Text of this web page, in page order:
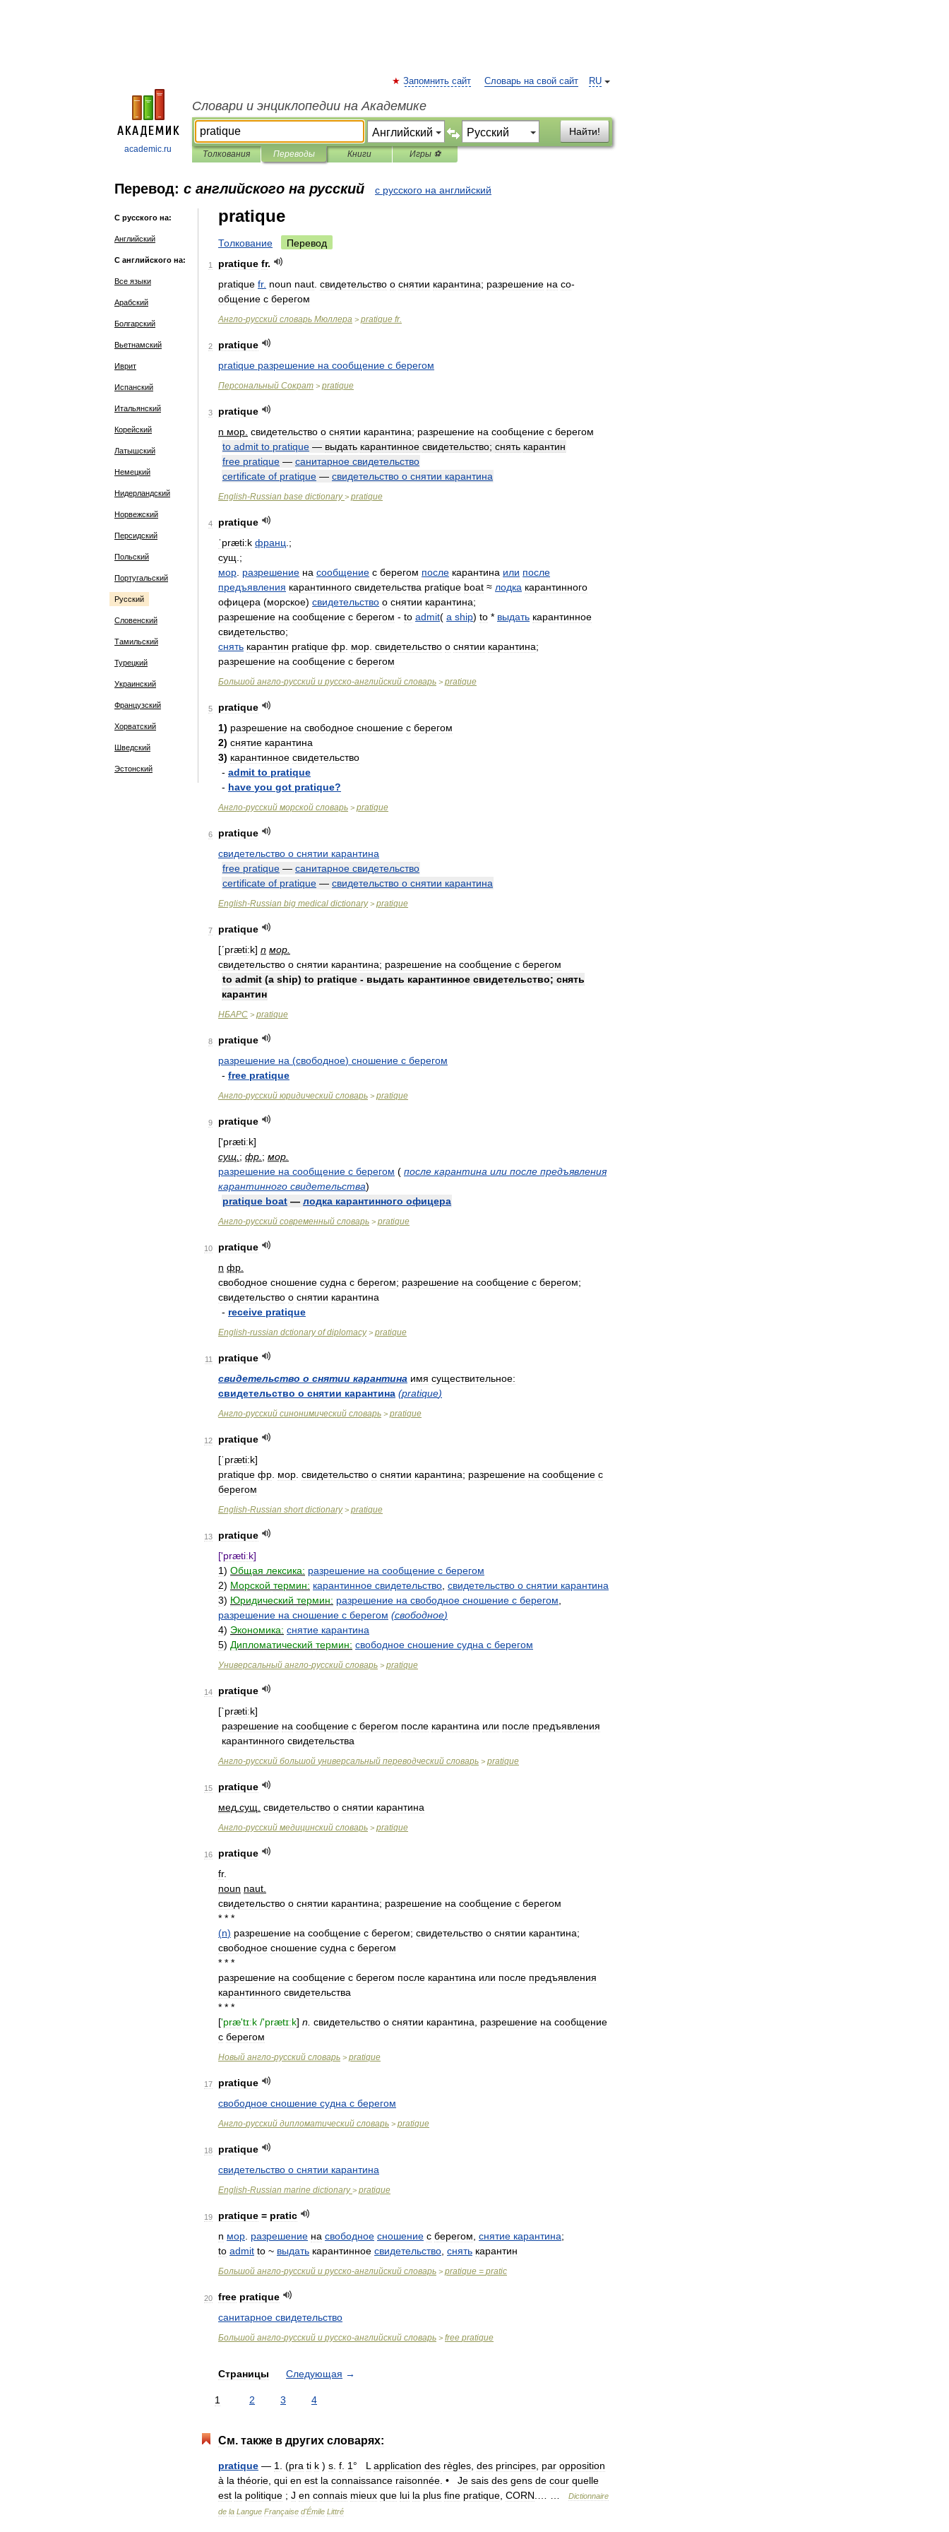
academic.ru
RU
Запомнить сайт Словарь на свой сайт
Словари и энциклопедии на Академике
Найти!
Толкования Переводы Книги Игры ⚽
Перевод: с английского на русский с русского на английский
С русского на:
Английский
С английского на:
Все языки
Арабский
Болгарский
Вьетнамский
Иврит
Испанский
Итальянский
Корейский
Латышский
Немецкий
Нидерландский
Норвежский
Персидский
Польский
Португальский
Русский
Словенский
Тамильский
Турецкий
Украинский
Французский
Хорватский
Шведский
Эстонский
pratique
Толкование Перевод
1 pratique fr.
pratique fr. noun naut свидетельство о снятии карантина; разрешение на со-
общение с берегом
Англо-русский словарь Мюллера > pratique fr.
2
pratique
pratique разрешение на сообщение с берегом
Персональный Сократ > pratique
3
pratique
n мор свидетельство о снятии карантина; разрешение на сообщение с берегом
to admit to pratique — выдать карантинное свидетельство; снять карантин
free pratique — санитарное свидетельство
certificate of pratique — свидетельство о снятии карантина
English-Russian base dictionary > pratique
4
pratique
ˈpræti:k франц .;
сущ .;
мор разрешение на сообщение с берегом после карантина или после
предъявления карантинного свидетельства pratique boat ≈ лодка карантинного
офицера (морское) свидетельство о снятии карантина;
разрешение на сообщение с берегом - to admit( a ship) to * выдать карантинное
свидетельство;
снять карантин pratique фр мор свидетельство о снятии карантина;
разрешение на сообщение с берегом
Большой англо-русский и русско-английский словарь > pratique
5
pratique
1) разрешение на свободное сношение с берегом
2) снятие карантина
3) карантинное свидетельство
- admit to pratique
- have you got pratique?
Англо-русский морской словарь > pratique
6
pratique
свидетельство о снятии карантина
free pratique — санитарное свидетельство
certificate of pratique — свидетельство о снятии карантина
English-Russian big medical dictionary> pratique
7
pratique
[ʹpræti:k] n мор
свидетельство о снятии карантина; разрешение на сообщение с берегом
to admit (a ship) to pratique - выдать карантинное свидетельство; снять
карантин
НБАРС > pratique
8
pratique
разрешение на (свободное) сношение с берегом
- free pratique
Англо-русский юридический словарь > pratique
9
pratique
['prætiːk]
сущ ; фр ; мор
разрешение на сообщение с берегом ( после карантина или после предъявления
карантинного свидетельства)
pratique boat — лодка карантинного офицера
Англо-русский современный словарь > pratique
10
pratique
n фр
свободное сношение судна с берегом; разрешение на сообщение с берегом;
свидетельство о снятии карантина
- receive pratique
English-russian dctionary of diplomacy> pratique
11
pratique
свидетельство о снятии карантина имя существительное:
свидетельство о снятии карантина (pratique)
Англо-русский синонимический словарь > pratique
12
pratique
[ˈpræti:k]
pratique фр мор свидетельство о снятии карантина; разрешение на сообщение с
берегом
English-Russian short dictionary> pratique
13
pratique
['prætiːk]
1) Общая лексика: разрешение на сообщение с берегом
2) Морской термин: карантинное свидетельство свидетельство о снятии карантина
3) Юридический термин: разрешение на свободное сношение с берегом
разрешение на сношение с берегом (свободное)
4) Экономика: снятие карантина
5) Дипломатический термин: свободное сношение судна с берегом
Универсальный англо-русский словарь > pratique
14
pratique
[`prætiːk]
разрешение на сообщение с берегом после карантина или после предъявления
карантинного свидетельства
Англо-русский большой универсальный переводческий словарь > pratique
15
pratique
мед сущ свидетельство о снятии карантина
Англо-русский медицинский словарь > pratique
16
pratique
fr.
noun naut
свидетельство о снятии карантина; разрешение на сообщение с берегом
* * *
(n) разрешение на сообщение с берегом; свидетельство о снятии карантина;
свободное сношение судна с берегом
* * *
разрешение на сообщение с берегом после карантина или после предъявления
карантинного свидетельства
* * *
['præ'tɪːk /'prætɪːk] n свидетельство о снятии карантина разрешение на сообщение
с берегом
Новый англо-русский словарь > pratique
17
pratique
свободное сношение судна с берегом
Англо-русский дипломатический словарь > pratique
18
pratique
свидетельство о снятии карантина
English-Russian marine dictionary > pratique
19 pratique = pratic
n мор разрешение на свободное сношение с берегом снятие карантина;
to admit to ~ выдать карантинное свидетельство снять карантин
Большой англо-русский и русско-английский словарь > pratique = pratic
20 free pratique
санитарное свидетельство
Большой англо-русский и русско-английский словарь > free pratique
Страницы Следующая →
1 2 3 4
См. также в других словарях:
pratique — 1 . (pra ti k ) s f 1 ° L application des règles des principes par opposition
à la théorie qui en est la connaissance raisonnée . • Je sais des gens de cour quelle
est la politique ; J en connais mieux que lui la plus fine pratique CORN
Dictionnaire
de la Langue Française d'Émile Littré